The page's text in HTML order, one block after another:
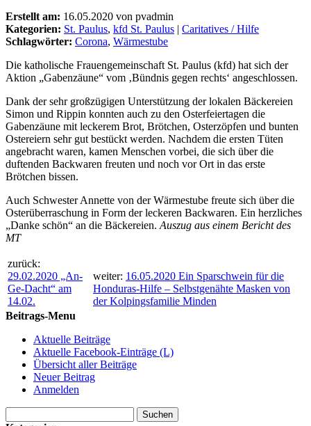
Erstellt am: 16.05.2020 von pvadmin
Kategorien: St. Paulus, kfd St. Paulus | Caritatives / Hilfe
Schlagwörter: Corona, Wärmestube
Die katholische Frauengemeinschaft St. Paulus (kfd) hat sich der
Aktion „Gabenzäune“ vom ‚Bündnis gegen rechts‘ angeschlossen.
Dank der sehr großzügigen Unterstützung der lokalen Bäckereien
Simon und Rippin konnten auch zu den Osterfeiertagen die
Gabenzäune mit leckerem Brot, Brötchen, Osterzöpfen und bunten
Ostereiern sehr gut bestückt werden. Nachdem die ersten Tüten
angebracht waren, kamen Menschen vorbei, die sich über die
duftenden Backwaren freuten und noch vor Ort in das erste
Brötchen bissen.
Auch Schwester Annette von der Wärmestube freute sich über die
Osterüberraschung in Form der leckeren Backwaren. Ein herzliches
„Danke schön“ an die Bäckereien. Auszug aus einem Bericht des
MT
zurück:
29.02.2020 „An-
Ge-Dacht“ am
14.02.
weiter: 16.05.2020 Ein Sparschwein für die
Honduras-Hilfe – Selbstgenähte Masken von
der Kolpingsfamilie Minden
Beitrags-Menu
Aktuelle Beiträge
Aktuelle Facebook-Einträge (L)
Übersicht aller Beiträge
Neuer Beitrag
Anmelden